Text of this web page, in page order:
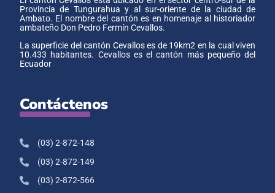
Provincia de Tungurahua y al sur-oriente de la ciudad de
Ambato. El nombre del cantón es en homenaje al historiador
ambateño Don Pedro Fermín Cevallos.
La superficie del cantón Cevallos es de 19km2 en la cual viven
10.433 habitantes. Cevallos es el cantón más pequeño del
Ecuador
Contáctenos
(03) 2-872-148
(03) 2-872-149
(03) 2-872-566